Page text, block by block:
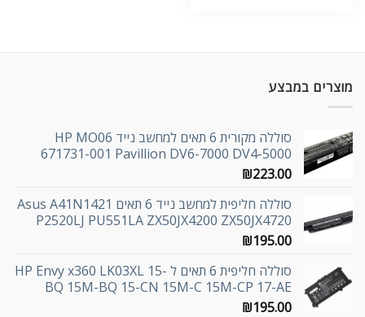
מוצרים במבצע
סוללה מקורית 6 תאים למחשב נייד HP MO06
671731-001 Pavillion DV6-7000 DV4-5000
₪223.00
סוללה חליפית למחשב נייד 6 תאים Asus A41N1421
P2520LJ PU551LA ZX50JX4200 ZX50JX4720
₪195.00
סוללה חליפית 6 תאים ל HP Envy x360 LK03XL 15-
BQ 15M-BQ 15-CN 15M-C 15M-CP 17-AE
₪195.00